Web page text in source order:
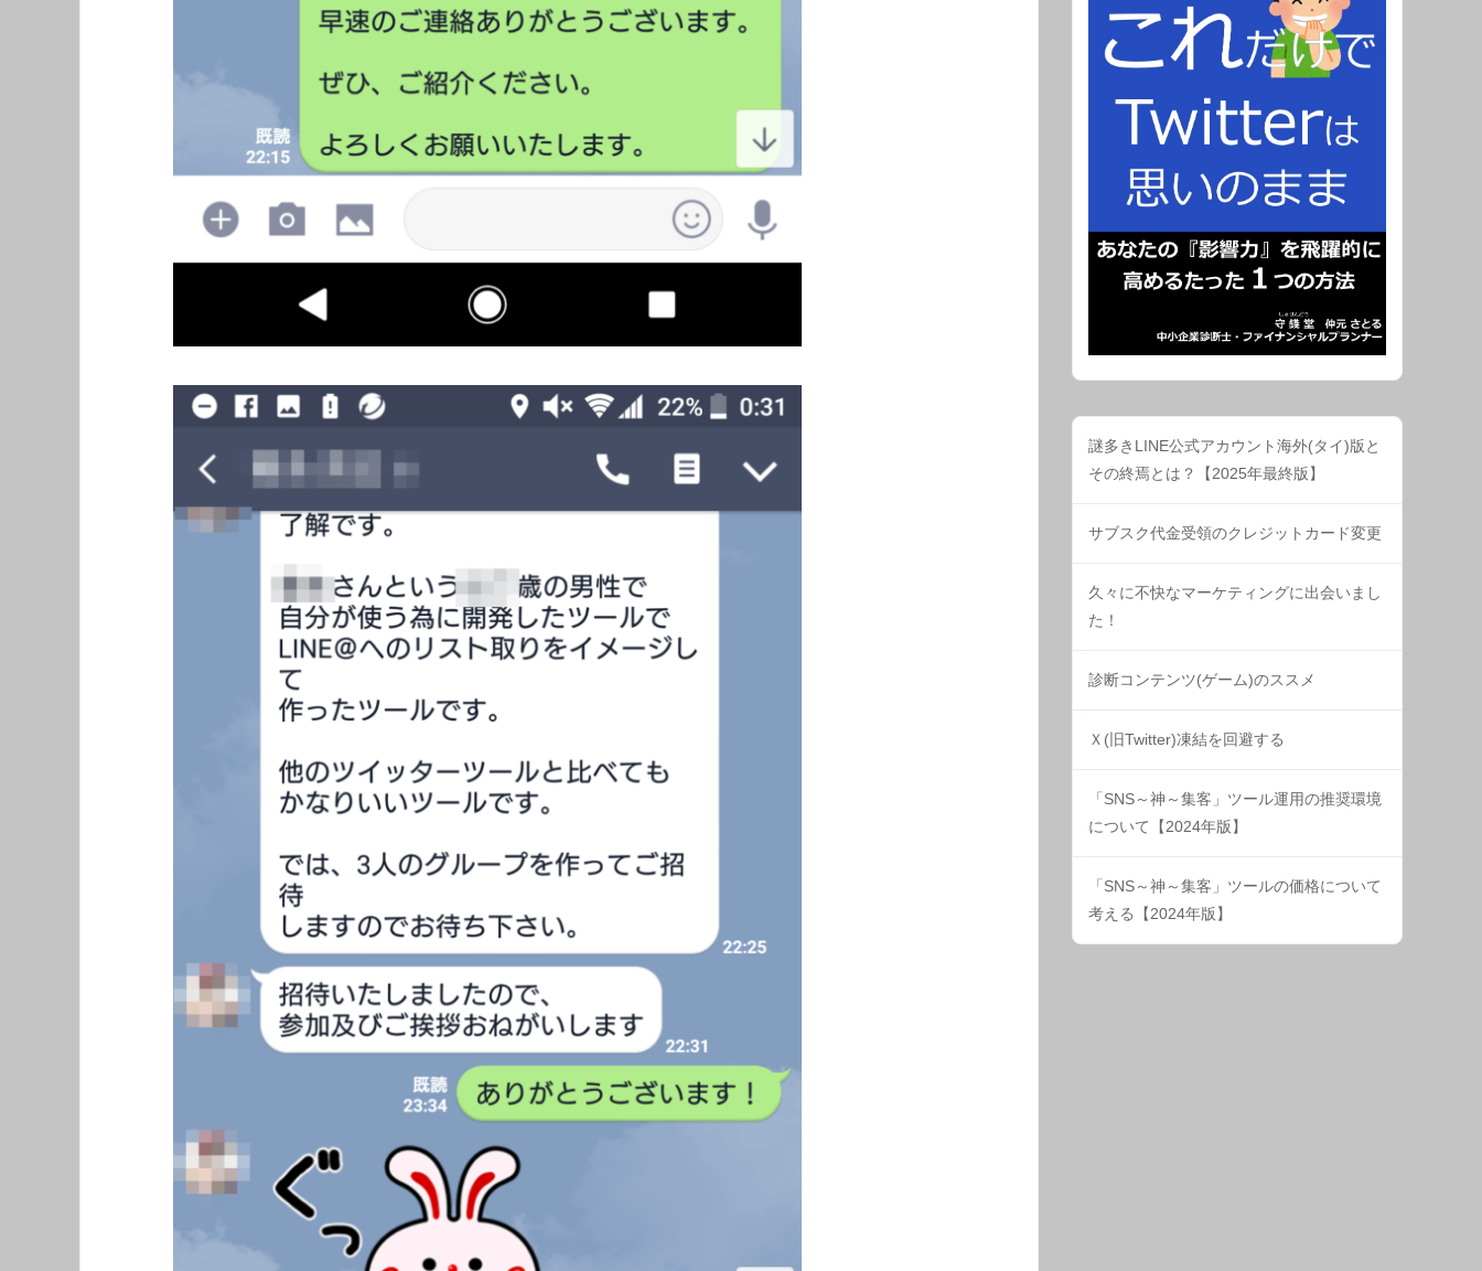
謎多きLINE公式アカウント海外(タイ)版と
その終焉とは？【2025年最終版】
サブスク代金受領のクレジットカード変更
久々に不快なマーケティングに出会いまし
た！
診断コンテンツ(ゲーム)のススメ
Ｘ(旧Twitter)凍結を回避する
「SNS～神～集客」ツール運用の推奨環境
について【2024年版】
「SNS～神～集客」ツールの価格について
考える【2024年版】